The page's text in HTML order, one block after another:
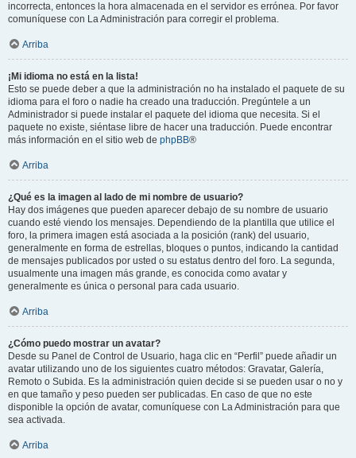
incorrecta, entonces la hora almacenada en el servidor es errónea. Por favor
comuníquese con La Administración para corregir el problema.
Arriba
¡Mi idioma no está en la lista!
Esto se puede deber a que la administración no ha instalado el paquete de su
idioma para el foro o nadie ha creado una traducción. Pregúntele a un
Administrador si puede instalar el paquete del idioma que necesita. Si el
paquete no existe, siéntase libre de hacer una traducción. Puede encontrar
más información en el sitio web de phpBB®
Arriba
¿Qué es la imagen al lado de mi nombre de usuario?
Hay dos imágenes que pueden aparecer debajo de su nombre de usuario
cuando esté viendo los mensajes. Dependiendo de la plantilla que utilice el
foro, la primera imagen está asociada a la posición (rank) del usuario,
generalmente en forma de estrellas, bloques o puntos, indicando la cantidad
de mensajes publicados por usted o su estatus dentro del foro. La segunda,
usualmente una imagen más grande, es conocida como avatar y
generalmente es única o personal para cada usuario.
Arriba
¿Cómo puedo mostrar un avatar?
Desde su Panel de Control de Usuario, haga clic en “Perfil” puede añadir un
avatar utilizando uno de los siguientes cuatro métodos: Gravatar, Galería,
Remoto o Subida. Es la administración quien decide si se pueden usar o no y
en que tamaño y peso pueden ser publicadas. En caso de que no este
disponible la opción de avatar, comuníquese con La Administración para que
sea activada.
Arriba